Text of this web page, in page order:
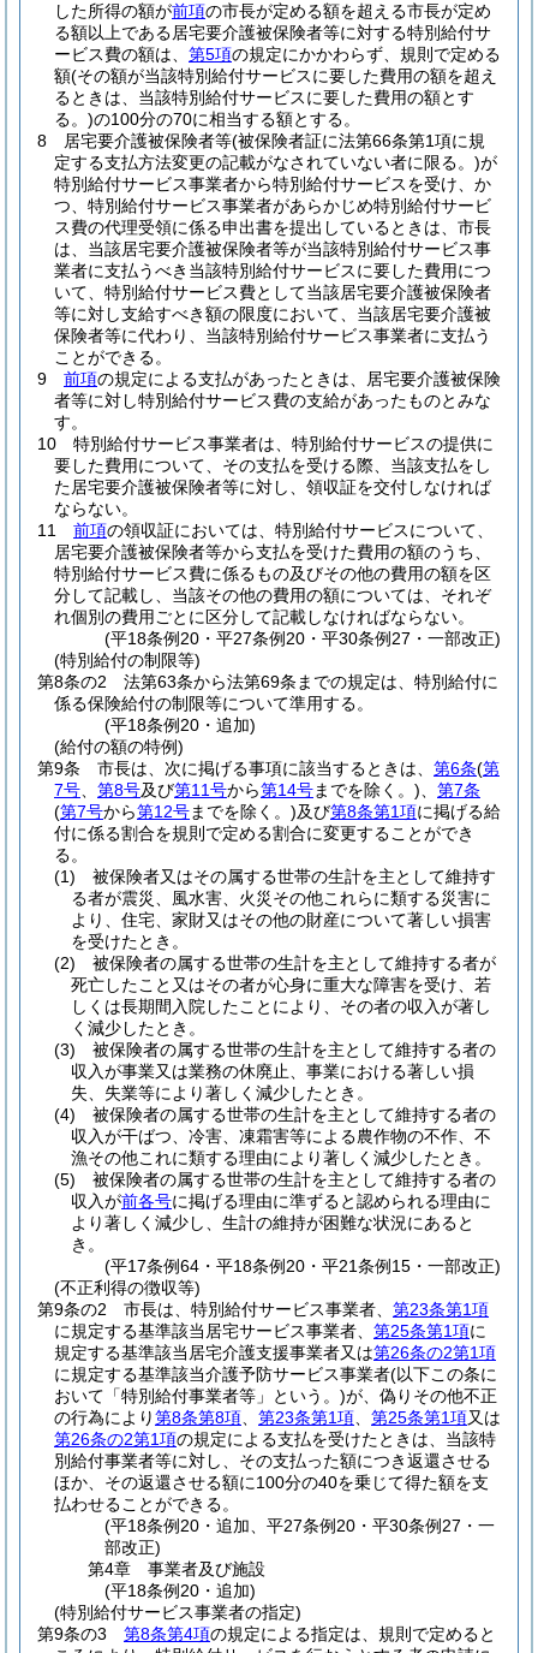
した所得の額が前項の市長が定める額を超える市長が定め
る額以上である居宅要介護被保険者等に対する特別給付サ
ービス費の額は、 第5項の規定にかかわらず、規則で定める
額(その額が当該特別給付サービスに要した費用の額を超え
るときは、当該特別給付サービスに要した費用の額とす
る。)の100分の70に相当する額とする。
8
居宅要介護被保険者等(被保険者証に法第66条第1項に規
定する支払方法変更の記載がなされていない者に限る。)が
特別給付サービス事業者から特別給付サービスを受け、か
つ、特別給付サービス事業者があらかじめ特別給付サービ
ス費の代理受領に係る申出書を提出しているときは、市長
は、当該居宅要介護被保険者等が当該特別給付サービス事
業者に支払うべき当該特別給付サービスに要した費用につ
いて、特別給付サービス費として当該居宅要介護被保険者
等に対し支給すべき額の限度において、当該居宅要介護被
保険者等に代わり、当該特別給付サービス事業者に支払う
ことができる。
9
前項の規定による支払があったときは、居宅要介護被保険
者等に対し特別給付サービス費の支給があったものとみな
す。
10
特別給付サービス事業者は、特別給付サービスの提供に
要した費用について、その支払を受ける際、当該支払をし
た居宅要介護被保険者等に対し、領収証を交付しなければ
ならない。
11
前項の領収証においては、特別給付サービスについて、
居宅要介護被保険者等から支払を受けた費用の額のうち、
特別給付サービス費に係るもの及びその他の費用の額を区
分して記載し、当該その他の費用の額については、それぞ
れ個別の費用ごとに区分して記載しなければならない。
(平18条例20・平27条例20・平30条例27・一部改正)
(特別給付の制限等)
第8条の2
法第63条から法第69条までの規定は、特別給付に
係る保険給付の制限等について準用する。
(平18条例20・追加)
(給付の額の特例)
第9条
市長は、次に掲げる事項に該当するときは、 第6条(第
7号
第8号及び第11号から第14号までを除く。)
第7条
(第7号から第12号までを除く。)及び第8条第1項に掲げる給
付に係る割合を規則で定める割合に変更することができ
る。
(1)
被保険者又はその属する世帯の生計を主として維持す
る者が震災、風水害、火災その他これらに類する災害に
より、住宅、家財又はその他の財産について著しい損害
を受けたとき。
(2)
被保険者の属する世帯の生計を主として維持する者が
死亡したこと又はその者が心身に重大な障害を受け、若
しくは長期間入院したことにより、その者の収入が著し
く減少したとき。
(3)
被保険者の属する世帯の生計を主として維持する者の
収入が事業又は業務の休廃止、事業における著しい損
失、失業等により著しく減少したとき。
(4)
被保険者の属する世帯の生計を主として維持する者の
収入が干ばつ、冷害、凍霜害等による農作物の不作、不
漁その他これに類する理由により著しく減少したとき。
(5)
被保険者の属する世帯の生計を主として維持する者の
収入が前各号に掲げる理由に準ずると認められる理由に
より著しく減少し、生計の維持が困難な状況にあると
き。
(平17条例64・平18条例20・平21条例15・一部改正)
(不正利得の徴収等)
第9条の2
市長は、特別給付サービス事業者、 第23条第1項
に規定する基準該当居宅サービス事業者、 第25条第1項に
規定する基準該当居宅介護支援事業者又は第26条の2第1項
に規定する基準該当介護予防サービス事業者(以下この条に
おいて「特別給付事業者等」という。)が、偽りその他不正
の行為により第8条第8項 第23条第1項 第25条第1項又は
第26条の2第1項の規定による支払を受けたときは、当該特
別給付事業者等に対し、その支払った額につき返還させる
ほか、その返還させる額に100分の40を乗じて得た額を支
払わせることができる。
(平18条例20・追加、平27条例20・平30条例27・一
部改正)
第4章
事業者及び施設
(平18条例20・追加)
(特別給付サービス事業者の指定)
第9条の3
第8条第4項の規定による指定は、規則で定めると